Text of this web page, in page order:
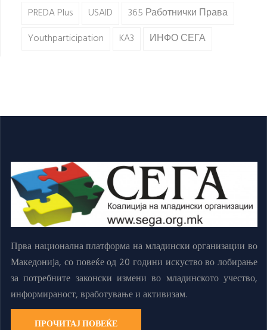
PREDA Plus
USAID
365 Работнички Права
Youthparticipation
KA3 ИНФО СЕГА
Прва национална платформа на младински организации во
Македонија, со повеќе од 20 години искуство во лобирање
за потребните законски измени во младинското учество,
информираност, вработување и активизам.
ПРОЧИТАЈ ПОВЕЌЕ